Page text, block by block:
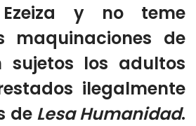
y no teme
maquinaciones de
sujetos los adultos
ilegalmente
deLesa Humanidad.